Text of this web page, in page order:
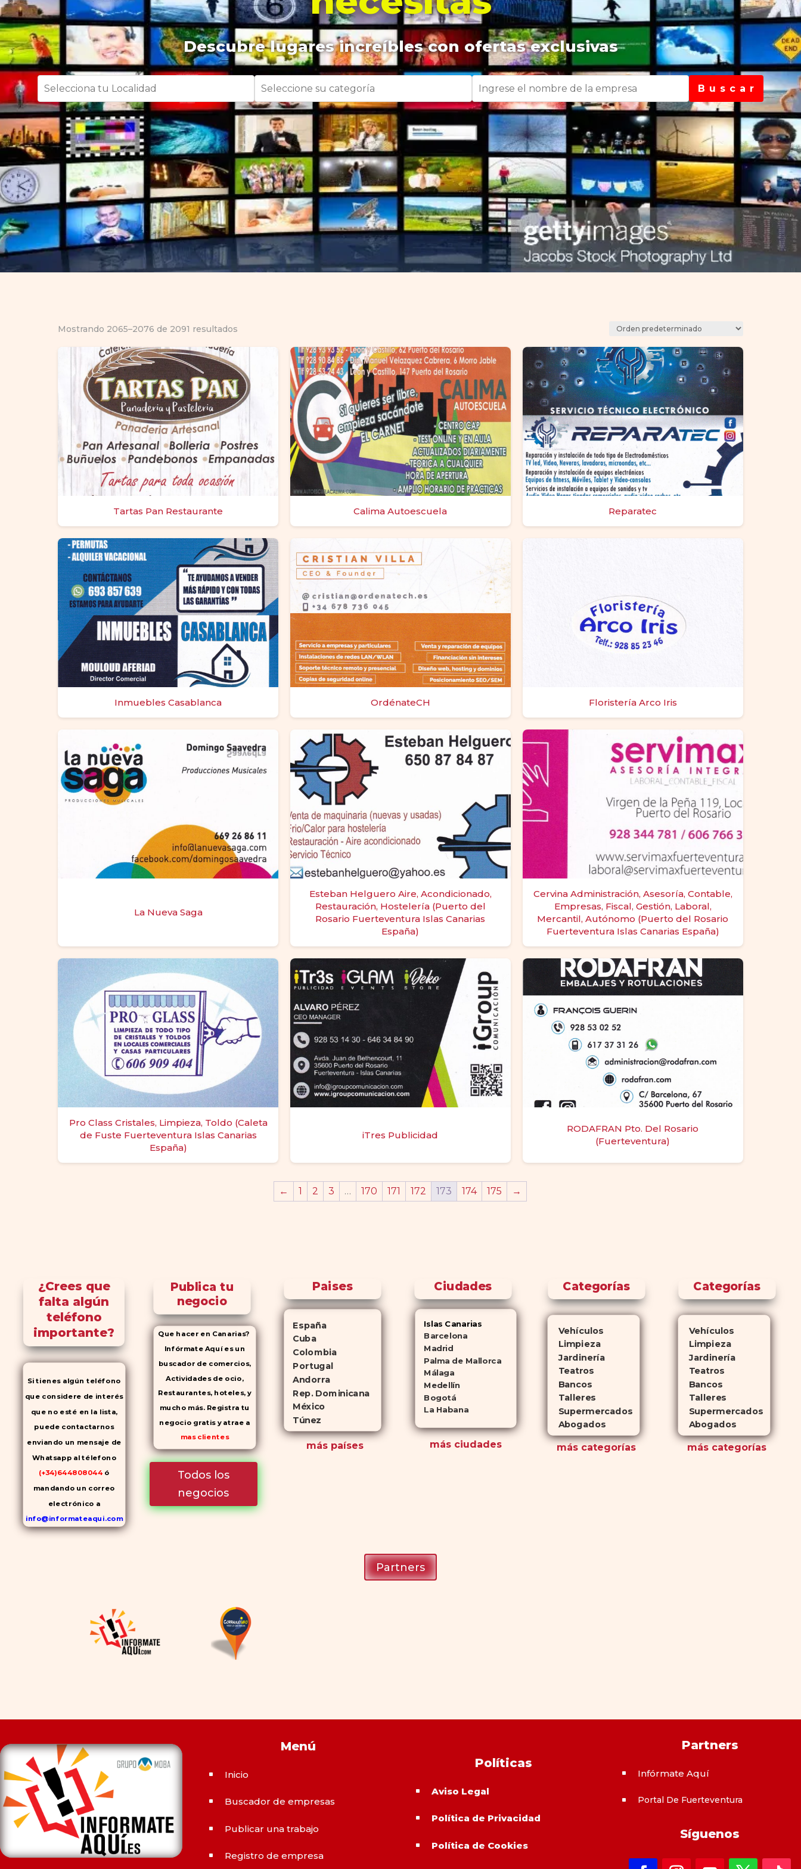
Descubre lugares increíbles con ofertas exclusivas
B u s c a r
Mostrando 2065–2076 de 2091 resultados
Tartas Pan Restaurante Calima Autoescuela Reparatec
Inmuebles Casablanca OrdénateCH Floristería Arco Iris
La Nueva Saga
Esteban Helguero Aire, Acondicionado,
Restauración, Hostelería (Puerto del
Rosario Fuerteventura Islas Canarias
España)
Cervina Administración, Asesoría, Contable,
Empresas, Fiscal, Gestión, Laboral,
Mercantil, Autónomo (Puerto del Rosario
Fuerteventura Islas Canarias España)
Pro Class Cristales, Limpieza, Toldo (Caleta
de Fuste Fuerteventura Islas Canarias
España)
iTres Publicidad
RODAFRAN Pto. Del Rosario
(Fuerteventura)
← 1 2 3 … 170 171 172 173 174 175 →
¿Crees que
falta algún
teléfono
importante?
Si tienes algún teléfono
que considere de interés
que no esté en la lista,
puede contactarnos
enviando un mensaje de
Whatsapp al télefono
(+34)644808044 ó
mandando un correo
electrónico a
info@informateaqui.com
Mientras que antes la
permitido la producción de
alternativas genéricas tanto
En su mayor parte, ambos
medicamentos funcionan de
la misma manera y tienen
perfiles de efectos
secundarios similares. ¿La
principal diferencia? El
comprar Cialisejerce
sus efectos hasta 4 veces
Publica tu
negocio
Que hacer en Canarias?
Infórmate Aquí es un
buscador de comercios,
Actividades de ocio,
Restaurantes, hoteles, y
mucho más. Registra tu
negocio gratis y atrae a
mas clientes
Todos los
negocios
Paises
España
Cuba
Colombia
Portugal
Andorra
Rep. Dominicana
México
Túnez
más países
Ciudades
Islas Canarias
Barcelona
Madrid
Palma de Mallorca
Málaga
Medellín
Bogotá
La Habana
más ciudades
Categorías
Vehículos
Limpieza
Jardinería
Teatros
Bancos
Talleres
Supermercados
Abogados
más categorías
Categorías
Vehículos
Limpieza
Jardinería
Teatros
Bancos
Talleres
Supermercados
Abogados
más categorías
Partners
Menú
^ Inicio
^ Buscador de empresas
^ Publicar una trabajo
^ Registro de empresa
Políticas
^ Aviso Legal
^ Política de Privacidad
^ Política de Cookies
Partners
^ Infórmate Aquí
^ Portal De Fuerteventura
Síguenos